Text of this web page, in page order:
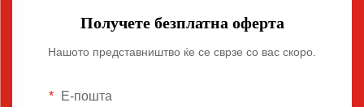
Получете безплатна оферта
Нашото представништво ќе се сврзе со вас скоро.
Е-пошта